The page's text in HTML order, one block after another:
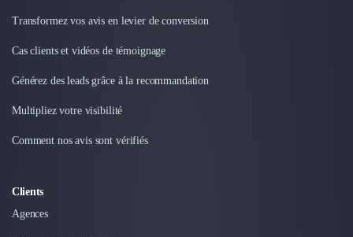
Transformez vos avis en levier de conversion
Cas clients et vidéos de témoignage
Générez des leads grâce à la recommandation
Multipliez votre visibilité
Comment nos avis sont vérifiés
Clients
Agences